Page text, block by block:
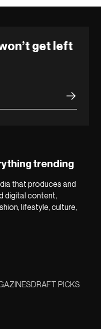
get left
trending
that produces and
digital content,
lifestyle, culture,
DRAFT PICKS